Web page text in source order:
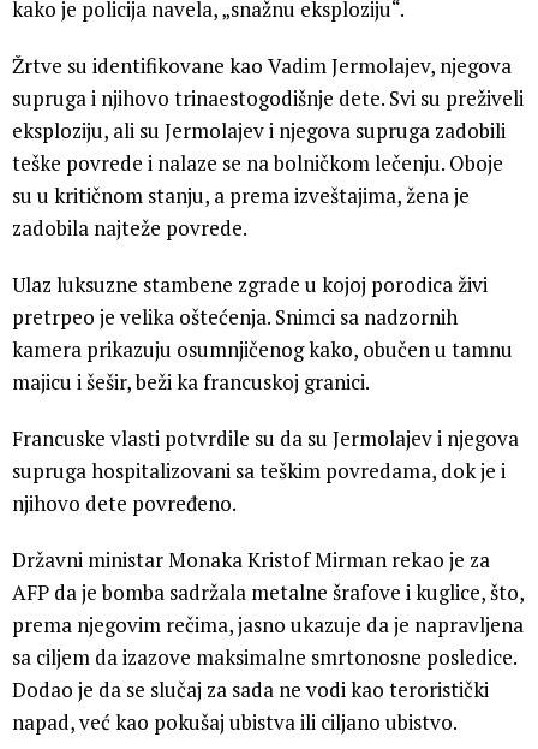
kako je policija navela, „snažnu eksploziju“.
Žrtve su identifikovane kao Vadim Jermolajev, njegova
supruga i njihovo trinaestogodišnje dete. Svi su preživeli
eksploziju, ali su Jermolajev i njegova supruga zadobili
teške povrede i nalaze se na bolničkom lečenju. Oboje
su u kritičnom stanju, a prema izveštajima, žena je
zadobila najteže povrede.
Ulaz luksuzne stambene zgrade u kojoj porodica živi
pretrpeo je velika oštećenja. Snimci sa nadzornih
kamera prikazuju osumnjičenog kako, obučen u tamnu
majicu i šešir, beži ka francuskoj granici.
Francuske vlasti potvrdile su da su Jermolajev i njegova
supruga hospitalizovani sa teškim povredama, dok je i
njihovo dete povređeno.
Državni ministar Monaka Kristof Mirman rekao je za
AFP da je bomba sadržala metalne šrafove i kuglice, što,
prema njegovim rečima, jasno ukazuje da je napravljena
sa ciljem da izazove maksimalne smrtonosne posledice.
Dodao je da se slučaj za sada ne vodi kao teroristički
napad, već kao pokušaj ubistva ili ciljano ubistvo.